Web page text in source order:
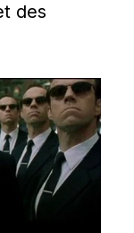
des